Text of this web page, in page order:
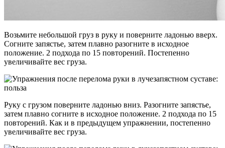
Возьмите небольшой груз в руку и поверните ладонью вверх.
Согните запястье, затем плавно разогните в исходное
положение. 2 подхода по 15 повторений. Постепенно
увеличивайте вес груза.
Руку с грузом поверните ладонью вниз. Разогните запястье,
затем плавно согните в исходное положение. 2 подхода по 15
повторений. Как и в предыдущем упражнении, постепенно
увеличивайте вес груза.